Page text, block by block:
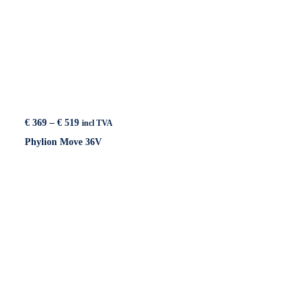
€ 369 – € 519Price
€ 369
incl TVA
Phylion Move 36V